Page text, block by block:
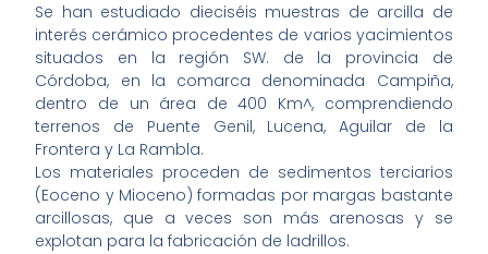
Se han estudiado dieciséis muestras de arcilla de
interés cerámico procedentes de varios yacimientos
situados en la región SW. de la provincia de
Córdoba, en la comarca denominada Campiña,
dentro de un área de 400 Km^, comprendiendo
terrenos de Puente Genil, Lucena, Aguilar de la
Frontera y La Rambla.
Los materiales proceden de sedimentos terciarios
(Eoceno y Mioceno) formadas por margas bastante
arcillosas, que a veces son más arenosas y se
explotan para la fabricación de ladrillos.